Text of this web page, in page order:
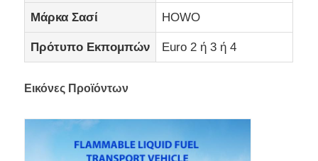
Μάρκα Σασί HOWO
Πρότυπο Εκπομπών Euro 2 ή 3 ή 4
Εικόνες Προϊόντων